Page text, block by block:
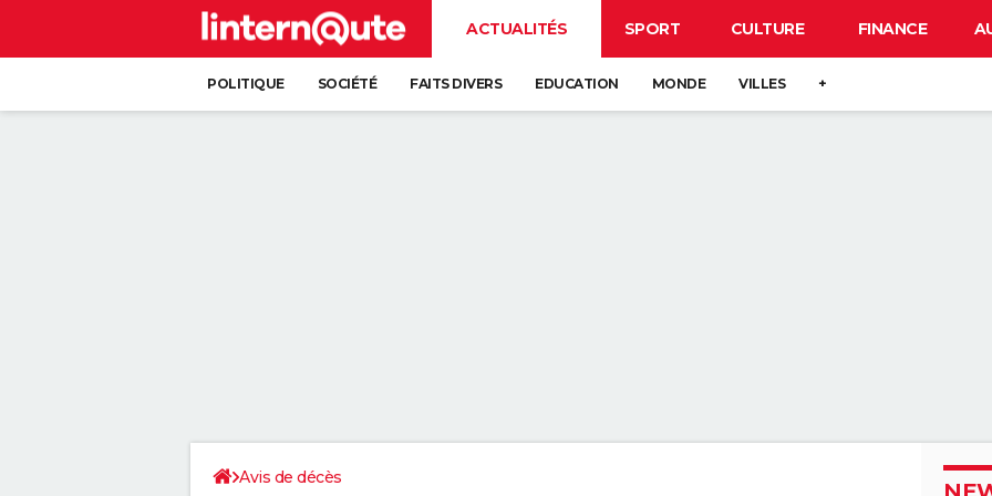
ACTUALITÉS SPORT CULTURE FINANCE
POLITIQUE SOCIÉTÉ FAITS DIVERS EDUCATION MONDE VILLES +
Avis de décès